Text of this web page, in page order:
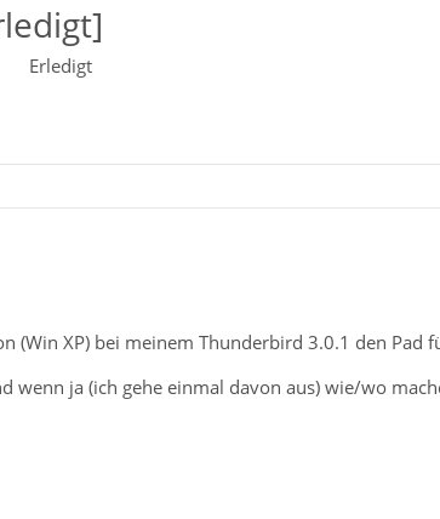
Erledigt
(Win XP) bei meinem Thunderbird 3.0.1 den Pad
wenn ja (ich gehe einmal davon aus) wie/wo